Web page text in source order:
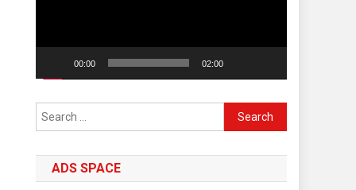
00:00 02:00
Search
for:
ADS SPACE